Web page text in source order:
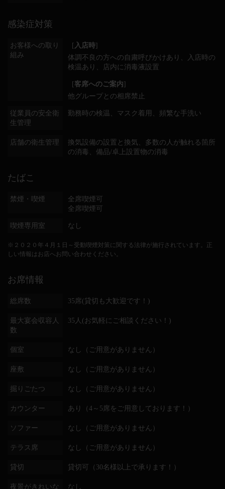
感染症対策
お客様への取り
組み
[ 入店時]
体調不良の方への自粛呼びかけあり
入店時の
検温あり
店内に消毒液設置
[客席へのご案内]
他グループとの相席禁止
従業員の安全衛
生管理
勤務時の検温 マスク着用 頻繁な手洗い
店舗の衛生管理 換気設備の設置と換気
多数の人が触れる箇所
の消毒
備品/卓上設置物の消毒
たばこ
禁煙・喫煙
全席喫煙可
全席喫煙可
喫煙専用室 なし
※２０２０年４月１日～受動喫煙対策に関する法律が施行されています。正
しい情報はお店へお問い合わせください。
お席情報
総席数 35席(貸切も大歓迎です！)
最大宴会収容人
数
35人(お気軽にご相談ください！)
個室 なし（ご用意がありません）
座敷 なし（ご用意がありません）
掘りごたつ なし（ご用意がありません）
カウンター あり（4～5席をご用意しております！）
ソファー なし（ご用意がありません）
テラス席 なし（ご用意がありません）
貸切 貸切可（30名様以上で承ります！）
夜景がきれいな
なし